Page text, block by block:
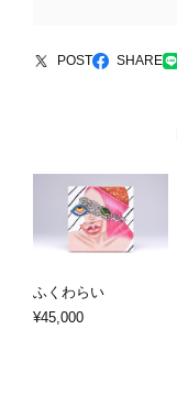
POST SHARE
ふくわらい
¥45,000